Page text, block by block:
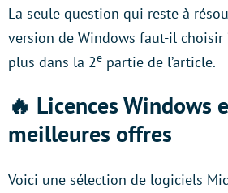
La seule question qui reste à
version de Windows faut-il choisir
plus dans la 2e partie de l’article.
🔥 Licences Windows
meilleures offres
Voici une sélection de logiciels